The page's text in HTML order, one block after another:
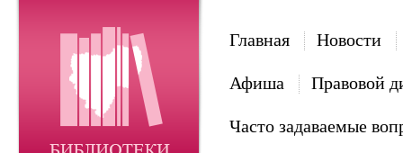
Главная Новости
Афиша Правовой
Часто задаваемые